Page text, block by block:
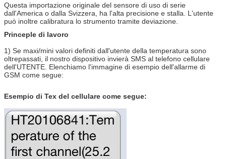
Questa importazione originale del sensore di uso di serie
dall'America o dalla Svizzera, ha l'alta precisione e stalla. L'utente
può inoltre calibratura lo strumento tramite deviazione.
Princeple di lavoro
1) Se maxi/mini valori definiti dall'utente della temperatura sono
oltrepassati, il nostro dispositivo invierà SMS al telefono cellulare
dell'UTENTE. Elenchiamo l'immagine di esempio dell'allarme di
GSM come segue:
Esempio di Tex del cellulare come segue: